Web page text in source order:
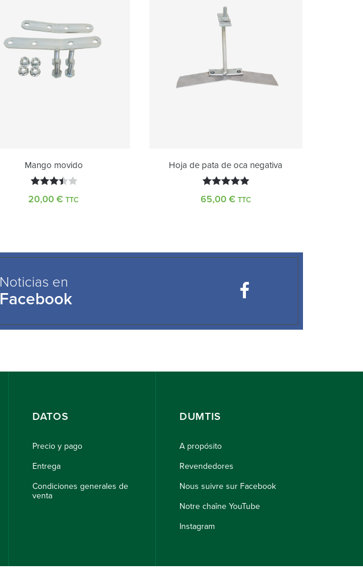
Mango movido
20,00€ TTC
Hoja de pata de oca negativa
65,00 € TTC
Noticias en
Facebook
DATOS
Precio y pago
Entrega
Condiciones generales de
venta
DUMTIS
A propósito
Revendedores
Nous suivre sur Facebook
Notre chaîne YouTube
Instagram